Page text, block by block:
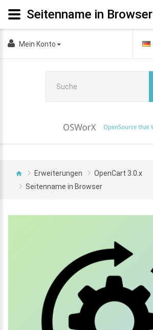
Mein Konto
Erweiterungen
OpenCart 3.0.x
Seitenname in Browser
Seitenname in Browser